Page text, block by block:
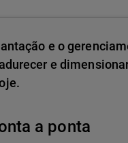
e o
e
a ponta